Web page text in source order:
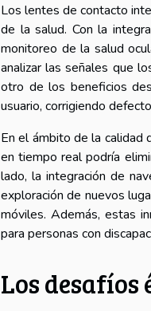
Los lentes de contacto
de la salud. Con la
monitoreo de la salud
analizar las señales que
otro de los beneficios
usuario, corrigiendo
En el ámbito de la calidad
en tiempo real podría
lado, la integración de
exploración de nuevos
móviles. Además, estas
para personas con
Los